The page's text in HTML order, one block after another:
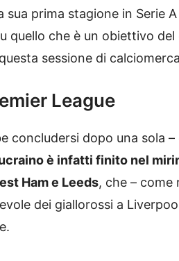
prima stagione in Serie A
quello che è un obiettivo del
sessione di
League
concludersi dopo una sola –
è infatti finito nel
Ham e Leeds, che –
dei giallorossi a